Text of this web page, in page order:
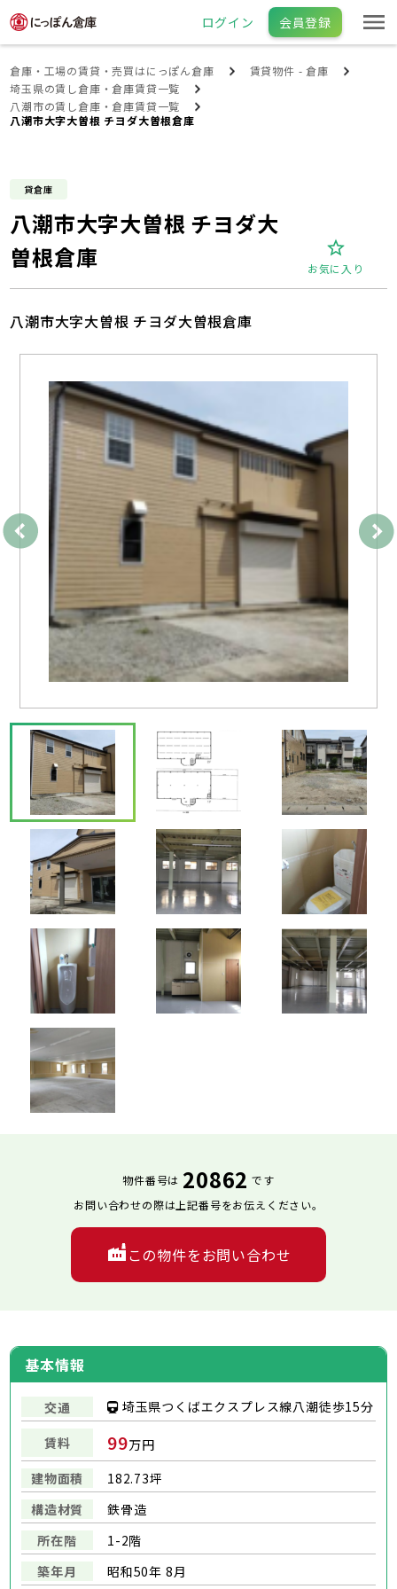
ログイン 会員登録
倉庫・工場の賃貸・売買はにっぽん倉庫
賃貸物件 - 倉庫
埼玉県の賃し倉庫・倉庫賃貸一覧
八潮市の賃し倉庫・倉庫賃貸一覧
八潮市大字大曽根 チヨダ大曽根倉庫
貸倉庫
八潮市大字大曽根 チヨダ大
曽根倉庫
お気に入り
基本情報
交通 埼玉県つくばエクスプレス線八潮徒歩15分
賃料 99万円
建物面積
182.73坪
構造材質
鉄骨造
所在階
1-2階
築年月
昭和50年 8月
八潮市大字大曽根 チヨダ大曽根倉庫
物件番号は 20862 です
お問い合わせの際は上記番号をお伝えください。
この物件をお問い合わせ